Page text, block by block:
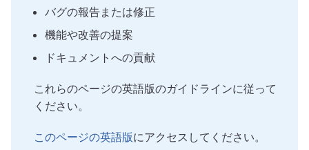
バグの報告または修正
機能や改善の提案
ドキュメントへの貢献
これらのページの英語版のガイドラインに従って
ください。
このページの英語版にアクセスしてください。